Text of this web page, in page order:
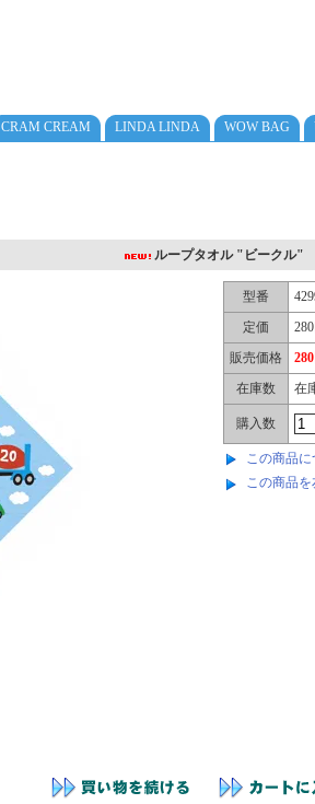
CRAM CREAM LINDA LINDA WOW BAG
ループタオル "ビークル"
型番
定価
販売価格
在庫数
在
購入数
この商品
この商品